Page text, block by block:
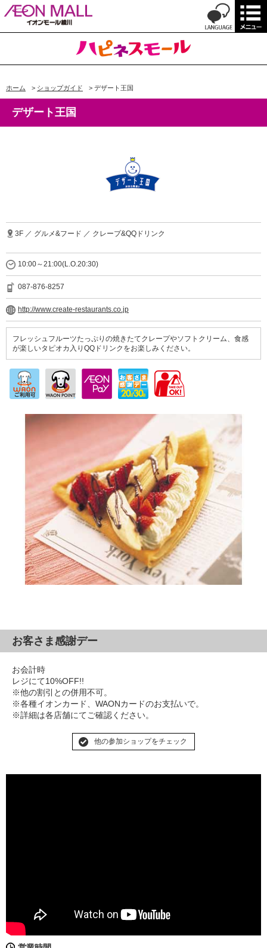
ホーム > ショップガイド > デザート王国
デザート王国
3F ／ グルメ&フード ／ クレープ&QQドリンク
10:00～21:00(L.O.20:30)
087-876-8257
http://www.create-restaurants.co.jp
フレッシュフルーツたっぷりの焼きたてクレープやソフトクリーム、食感
が楽しいタピオカ入りQQドリンクをお楽しみください。
お客さま感謝デー
お会計時
レジにて10%OFF!!
※他の割引との併用不可。
※各種イオンカード、WAONカードのお支払いで。
※詳細は各店舗にてご確認ください。
他の参加ショップをチェック